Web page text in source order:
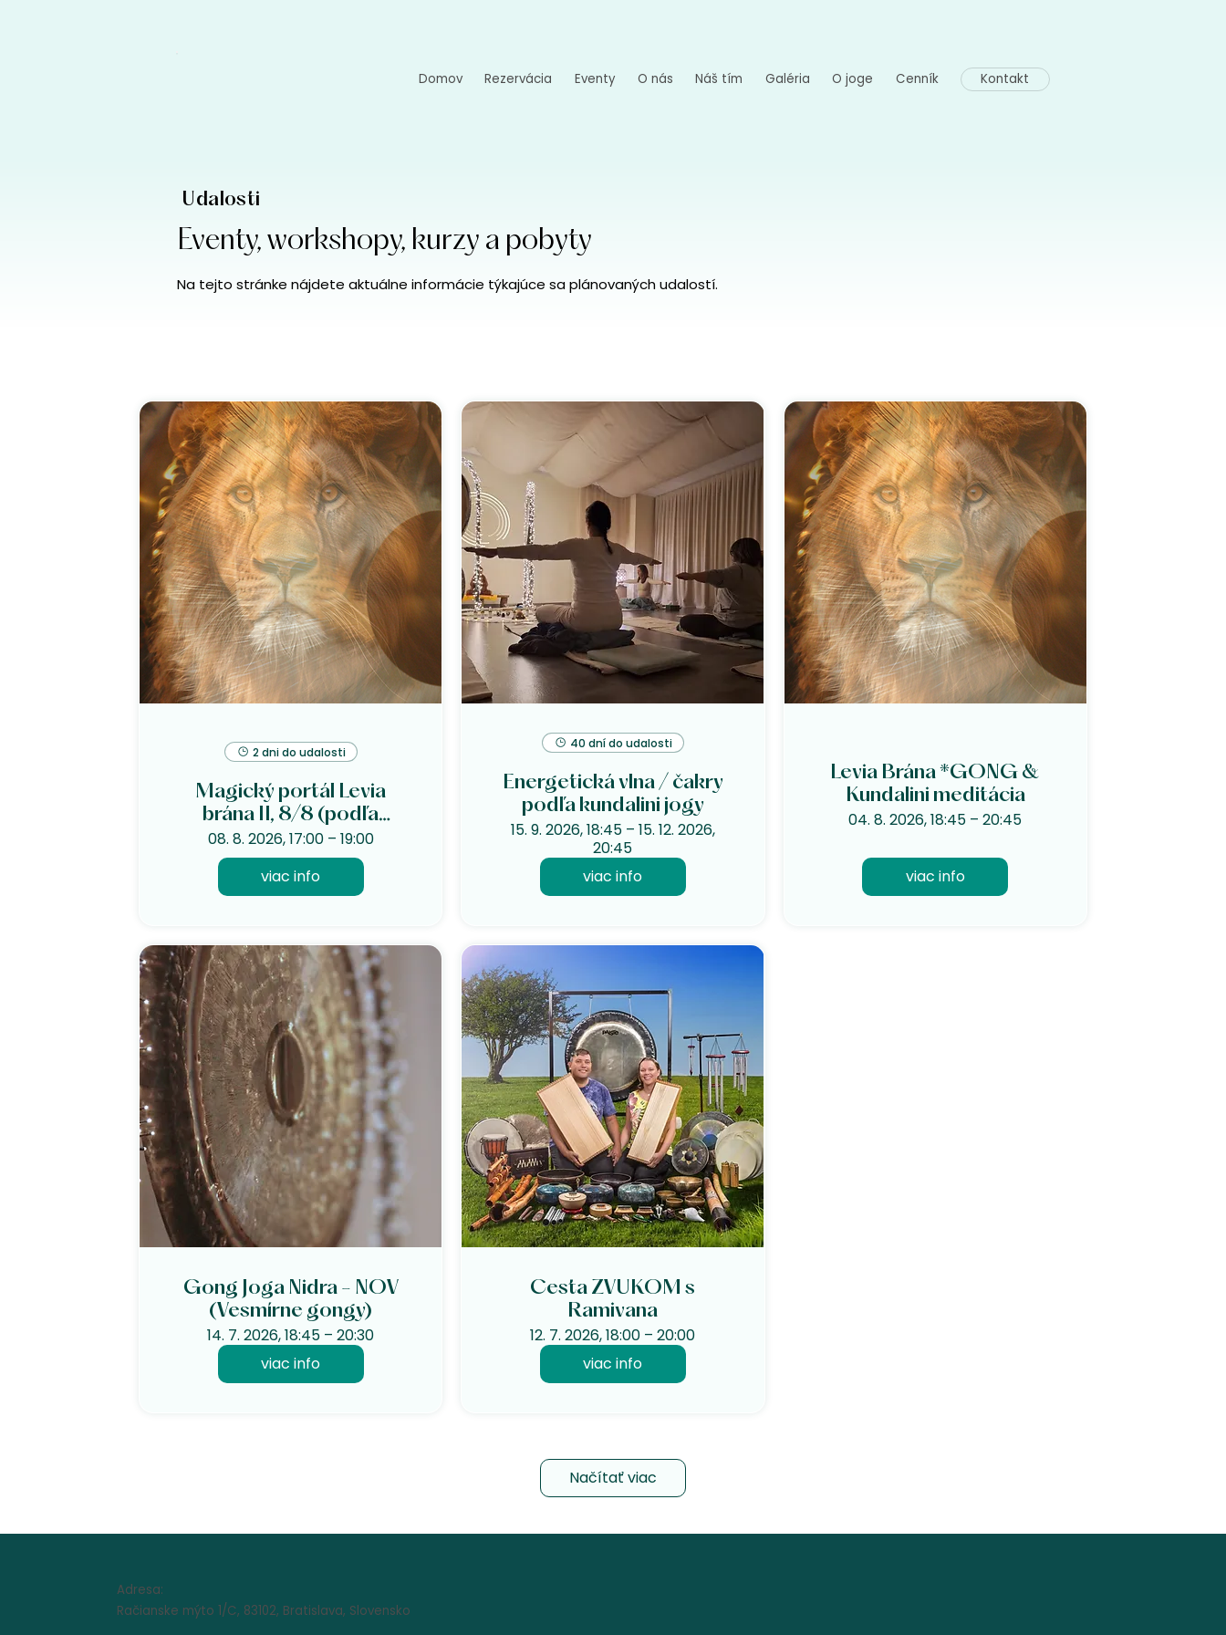
Domov Rezervácia Eventy O nás Náš tím Galéria O joge Cenník Kontakt
Udalosti
Eventy, workshopy, kurzy a pobyty
Na tejto stránke nájdete aktuálne informácie týkajúce sa plánovaných udalostí.
2 dni do udalosti
Magický portál Levia
brána II, 8/8 (podľa
kundalini jogy)
08. 8. 2026, 17:00 – 19:00
viac info
40 dní do udalosti
Energetická vlna / čakry
podľa kundalini jogy
15. 9. 2026, 18:45 – 15. 12. 2026,
20:45
viac info
Levia Brána *GONG &
Kundalini meditácia
04. 8. 2026, 18:45 – 20:45
viac info
Gong Joga Nidra - NOV
(Vesmírne gongy)
14. 7. 2026, 18:45 – 20:30
viac info
Cesta ZVUKOM s
Ramivana
12. 7. 2026, 18:00 – 20:00
viac info
Načítať viac
Adresa:
Račianske mýto 1/C, 83102, Bratislava, Slovensko